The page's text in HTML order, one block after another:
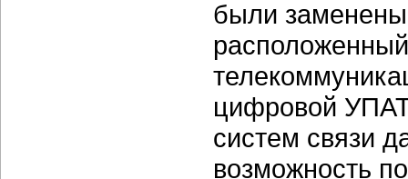
были
цифровой
систем связи
возможность